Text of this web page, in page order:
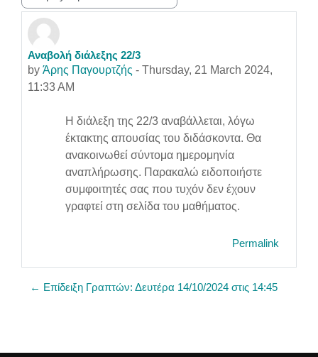
Αναβολή διάλεξης 22/3
by Άρης Παγουρτζής - Thursday, 21 March 2024,
11:33 AM
Number of replies: 0
Η διάλεξη της 22/3 αναβάλλεται, λόγω
έκτακτης απουσίας του διδάσκοντα. Θα
ανακοινωθεί σύντομα ημερομηνία
αναπλήρωσης. Παρακαλώ ειδοποιήστε
συμφοιτητές σας που τυχόν δεν έχουν
γραφτεί στη σελίδα του μαθήματος.
Permalink
← Επίδειξη Γραπτών: Δευτέρα 14/10/2024 στις 14:45